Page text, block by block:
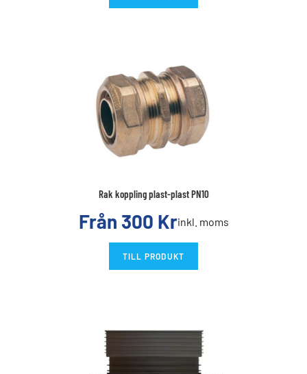
Rak koppling plast-plast PN10
Från 300 Krinkl. moms
TILL PRODUKT